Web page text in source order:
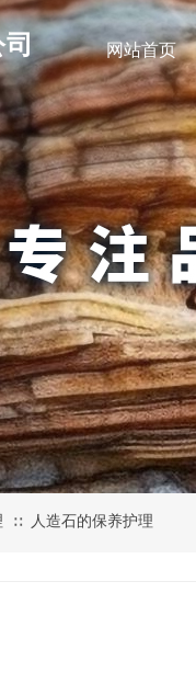
网站首页
司
∷ 人造石的保养护理